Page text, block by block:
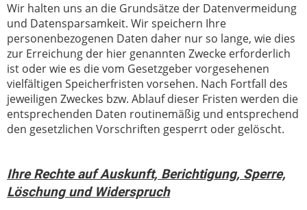
Wir halten uns an die Grundsätze der Datenvermeidung
und Datensparsamkeit. Wir speichern Ihre
personenbezogenen Daten daher nur so lange, wie dies
zur Erreichung der hier genannten Zwecke erforderlich
ist oder wie es die vom Gesetzgeber vorgesehenen
vielfältigen Speicherfristen vorsehen. Nach Fortfall des
jeweiligen Zweckes bzw. Ablauf dieser Fristen werden die
entsprechenden Daten routinemäßig und entsprechend
den gesetzlichen Vorschriften gesperrt oder gelöscht.
Ihre Rechte auf Auskunft, Berichtigung, Sperre,
Löschung und Widerspruch